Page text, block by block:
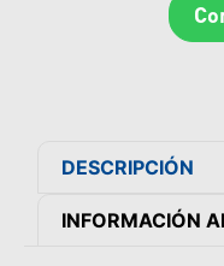
DESCRIPCIÓN
INFORMACIÓN